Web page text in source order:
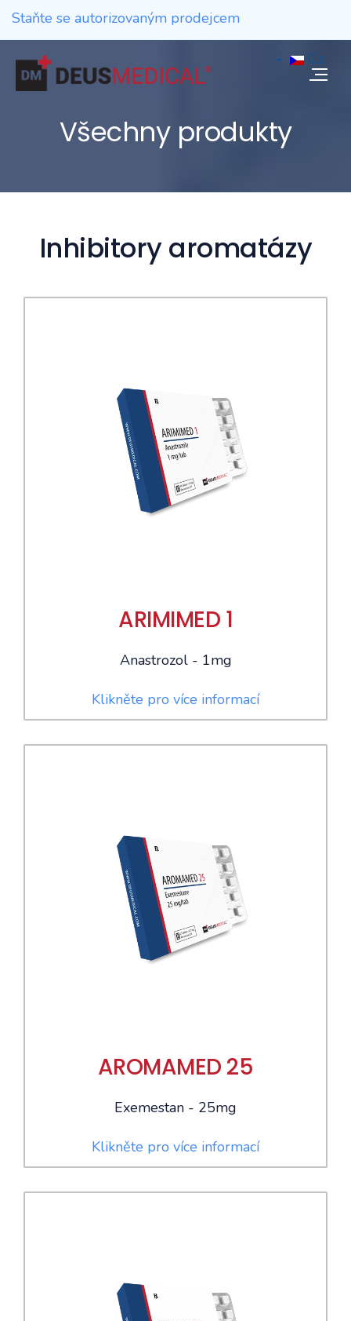
Staňte se autorizovaným prodejcem
Cz
Všechny produkty
Inhibitory aromatázy
ARIMIMED 1
Anastrozol - 1mg
Klikněte pro více informací
AROMAMED 25
Exemestan - 25mg
Klikněte pro více informací